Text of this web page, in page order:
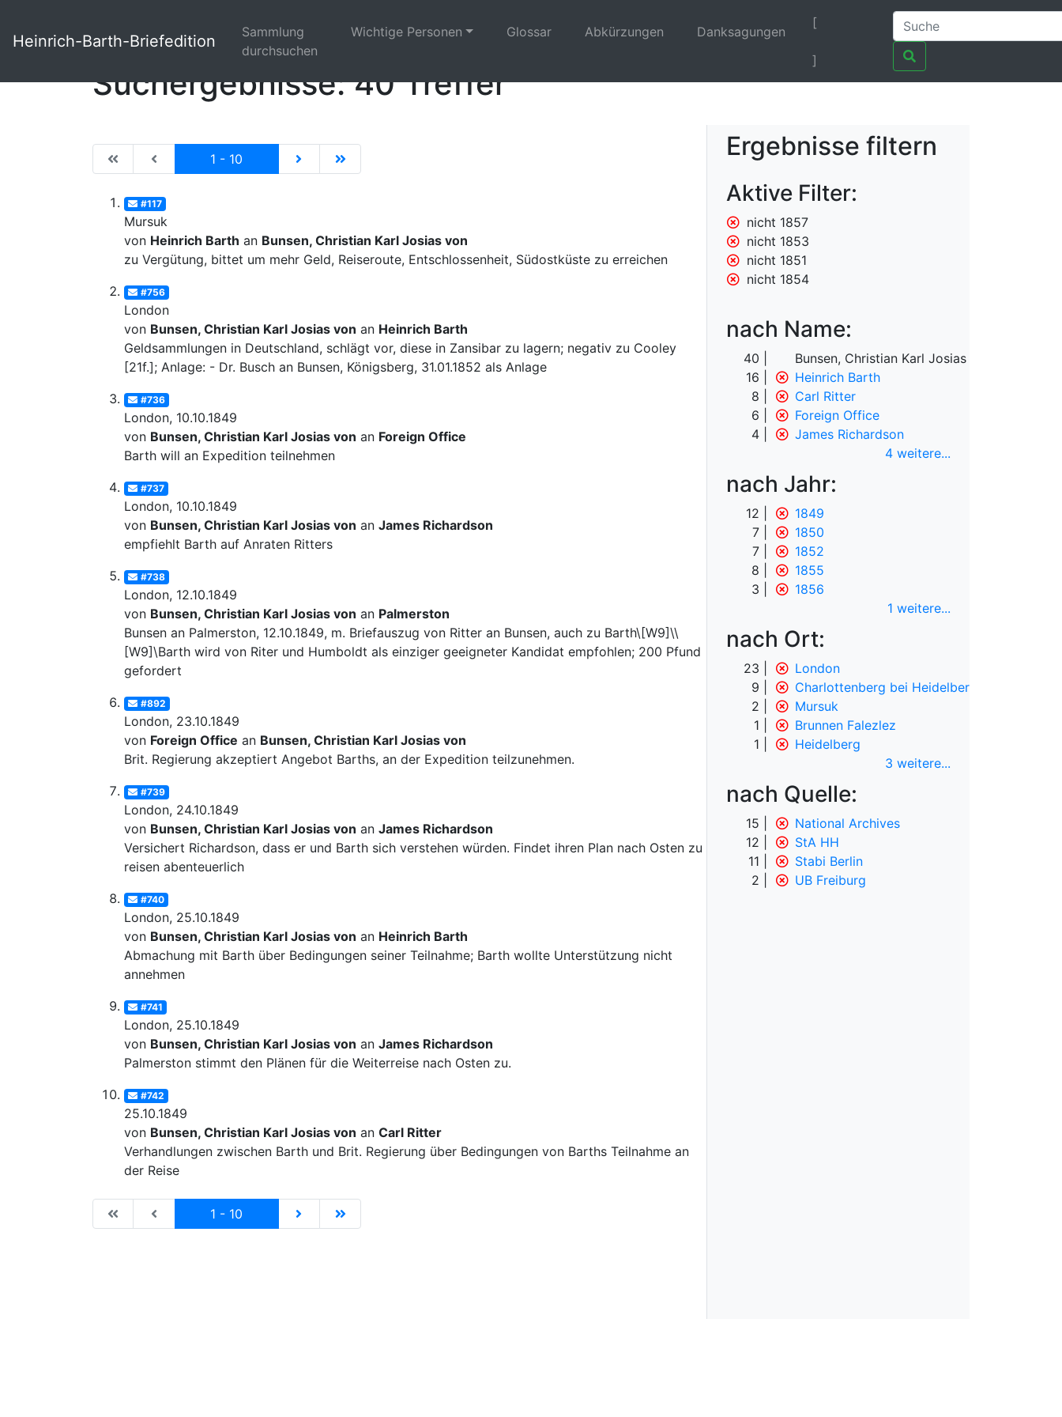
Heinrich-Barth-Briefedition
Sammlung
durchsuchen
Wichtige Personen Glossar Abkürzungen Danksagungen
[
]
Suchergebnisse: 40 Treffer
|de:Erste Seite|en:First results page|
|de:Vorhergehende Seite|en:Previous results page|
1 - 10 |de:Nächste Seite|en:Next results page|
|de:Letzte Seite|en:Last results page|
#117
Mursuk
von Heinrich Barth an Bunsen, Christian Karl Josias von
zu Vergütung, bittet um mehr Geld, Reiseroute, Entschlossenheit, Südostküste zu erreichen
#756
London
von Bunsen, Christian Karl Josias von an Heinrich Barth
Geldsammlungen in Deutschland, schlägt vor, diese in Zansibar zu lagern; negativ zu Cooley
[21f.]; Anlage: - Dr. Busch an Bunsen, Königsberg, 31.01.1852 als Anlage
#736
London, 10.10.1849
von Bunsen, Christian Karl Josias von an Foreign Office
Barth will an Expedition teilnehmen
#737
London, 10.10.1849
von Bunsen, Christian Karl Josias von an James Richardson
empfiehlt Barth auf Anraten Ritters
#738
London, 12.10.1849
von Bunsen, Christian Karl Josias von an Palmerston
Bunsen an Palmerston, 12.10.1849, m. Briefauszug von Ritter an Bunsen, auch zu Barth\[W9]\\
[W9]\Barth wird von Riter und Humboldt als einziger geeigneter Kandidat empfohlen; 200 Pfund
gefordert
#892
London, 23.10.1849
von Foreign Office an Bunsen, Christian Karl Josias von
Brit. Regierung akzeptiert Angebot Barths, an der Expedition teilzunehmen.
#739
London, 24.10.1849
von Bunsen, Christian Karl Josias von an James Richardson
Versichert Richardson, dass er und Barth sich verstehen würden. Findet ihren Plan nach Osten zu
reisen abenteuerlich
#740
London, 25.10.1849
von Bunsen, Christian Karl Josias von an Heinrich Barth
Abmachung mit Barth über Bedingungen seiner Teilnahme; Barth wollte Unterstützung nicht
annehmen
#741
London, 25.10.1849
von Bunsen, Christian Karl Josias von an James Richardson
Palmerston stimmt den Plänen für die Weiterreise nach Osten zu.
#742
25.10.1849
von Bunsen, Christian Karl Josias von an Carl Ritter
Verhandlungen zwischen Barth und Brit. Regierung über Bedingungen von Barths Teilnahme an
der Reise
|de:Erste Seite|en:First results page|
|de:Vorhergehende Seite|en:Previous results page|
1 - 10 |de:Nächste Seite|en:Next results page|
|de:Letzte Seite|en:Last results page|
Ergebnisse filtern
Aktive Filter:
nicht 1857
nicht 1853
nicht 1851
nicht 1854
nach Name:
40
Bunsen, Christian Karl Josias von
16
Heinrich Barth
8
Carl Ritter
6
Foreign Office
4
James Richardson
4 weitere...
nach Jahr:
12
1849
7
1850
7
1852
8
1855
3
1856
1 weitere...
nach Ort:
23
London
9
Charlottenberg bei Heidelberg
2
Mursuk
1
Brunnen Falezlez
1
Heidelberg
3 weitere...
nach Quelle:
15
National Archives
12
StA HH
11
Stabi Berlin
2
UB Freiburg